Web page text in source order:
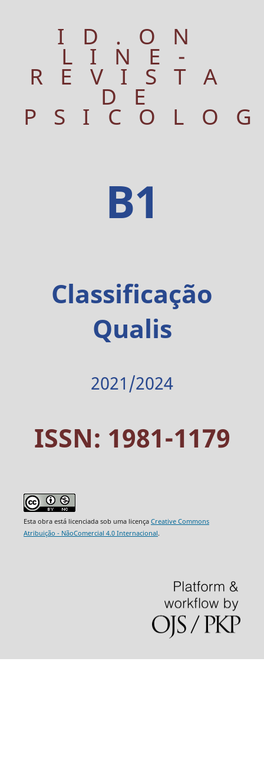
ID.ON
LINE-
REVISTA
DE
B1
Classificação
Qualis
2021/2024
ISSN: 1981-1179
Esta obra está licenciada sob uma licença Creative Commons
Atribuição - NãoComercial 4.0 Internacional.